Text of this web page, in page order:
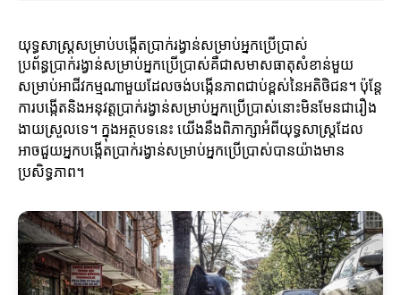
យុទ្ធសាស្ត្រសម្រាប់បង្កើតប្រាក់រង្វាន់សម្រាប់អ្នកប្រើប្រាស់
ប្រព័ន្ធប្រាក់រង្វាន់សម្រាប់អ្នកប្រើប្រាស់គឺជាសមាសធាតុសំខាន់មួយ
សម្រាប់អាជីវកម្មណាមួយដែលចង់បង្កើនភាពជាប់ខ្ពស់នៃអតិថិជន។ ប៉ុន្តែ
ការបង្កើតនិងអនុវត្តប្រាក់រង្វាន់សម្រាប់អ្នកប្រើប្រាស់នោះមិនមែនជារឿង
ងាយស្រួលទេ។ ក្នុងអត្ថបទនេះ យើងនឹងពិភាក្សាអំពីយុទ្ធសាស្ត្រដែល
អាចជួយអ្នកបង្កើតប្រាក់រង្វាន់សម្រាប់អ្នកប្រើប្រាស់បានយ៉ាងមាន
ប្រសិទ្ធភាព។